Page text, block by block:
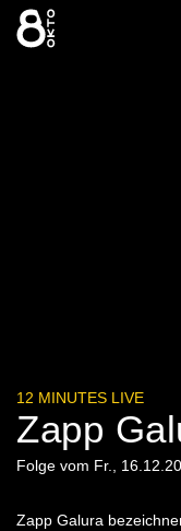
Zum
Inhalt
springen
12 MINUTES LIVE
Zapp
Folge vom Fr.,
Zapp Galura